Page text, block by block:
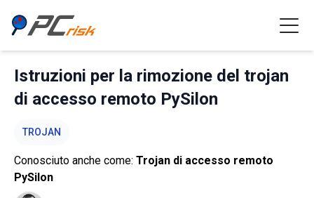
Istruzioni per la rimozione del trojan
di accesso remoto PySilon
TROJAN
Conosciuto anche come: Trojan di accesso remoto
PySilon